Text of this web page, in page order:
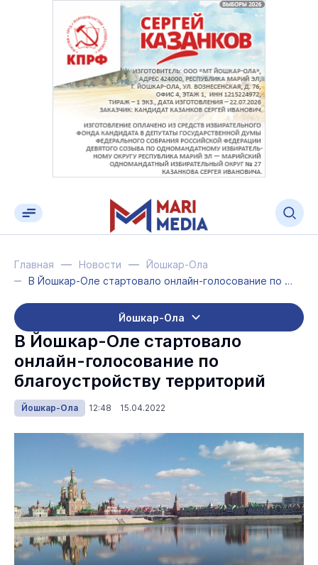
Главная Новости
Йошкар-Ола
В Йошкар-Оле стартовало онлайн-голосование по благоустройству территорий
Йошкар-Ола
В Йошкар-Оле стартовало
онлайн-голосование по
благоустройству территорий
Йошкар-Ола 12:48 15.04.2022